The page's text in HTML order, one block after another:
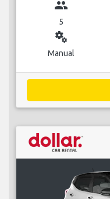
group
5
miscellaneous_services
Manual